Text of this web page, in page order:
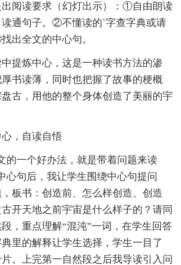
阅读要求（幻灯出示）：①自由朗读
通句子。②不懂读的`字查字典或请
出全文的中心句。
提炼中心，这是一种读书方法的渗
书读薄，同时也把握了故事的梗概
古，用他的整个身体创造了美丽的宇
心，自读自悟
的一个好办法，就是带着问题来读
心句后，我让学生围绕中心句提问
板书：创造前、怎么样创造、创造
开天地之前宇宙是什么样子的？请同
，重点理解“混沌”一词，在学生回答
里的解释让学生选择，学生一目了
。上完第一自然段之后我导读引入问